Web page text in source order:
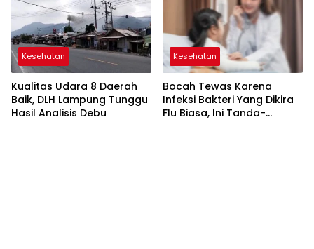
Kesehatan
Kualitas Udara 8 Daerah
Baik, DLH Lampung Tunggu
Hasil Analisis Debu
Kesehatan
Bocah Tewas Karena
Infeksi Bakteri Yang Dikira
Flu Biasa, Ini Tanda-